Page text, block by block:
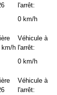
l'arrêt:
0 km/h
km/h
Véhicule à
l'arrêt:
0 km/h
Véhicule à
l'arrêt: